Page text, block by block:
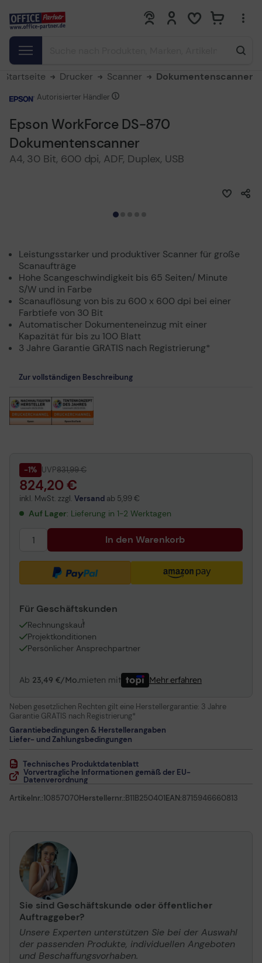
0 0
Startseite Drucker Scanner Dokumentenscanner
Epson WorkForce DS-870
Dokumentenscanner
A4, 30 Bit, 600 dpi, ADF, Duplex, USB
Autorisierter Händler
Leistungsstarker und produktiver Scanner für große
Scanaufträge
Hohe Scangeschwindigkeit bis 65 Seiten/ Minute
S/W und in Farbe
Scanauflösung von bis zu 600 x 600 dpi bei einer
Farbtiefe von 30 Bit
Automatischer Dokumenteneinzug mit einer
Kapazität für bis zu 100 Blatt
3 Jahre Garantie GRATIS nach Registrierung*
Zur vollständigen Beschreibung
-1% UVP831,99 €
824,20 €
inkl. MwSt. zzgl. Versand ab 5,99 €
Auf Lager: Lieferung in 1-2 Werktagen
In den Warenkorb
Für Geschäftskunden
Rechnungskauf
1
Projektkonditionen
Persönlicher Ansprechpartner
Ab 23,49 €/Mo.mieten mit Mehr erfahren
Neben gesetzlichen Rechten gilt eine Herstellergarantie: 3 Jahre
Garantie GRATIS nach Registrierung*
Garantiebedingungen & Herstellerangaben
Liefer- und Zahlungsbedingungen
Technisches Produktdatenblatt
Vorvertragliche Informationen gemäß der EU-
Datenverordnung
Artikelnr.:10857070Herstellernr.:B11B250401EAN:8715946660813
Sie sind Geschäftskunde oder öffentlicher
Auftraggeber?
Unsere Experten unterstützen Sie bei der Auswahl
der passenden Produkte, individuellen Angeboten
und Beschaffungsvorhaben.